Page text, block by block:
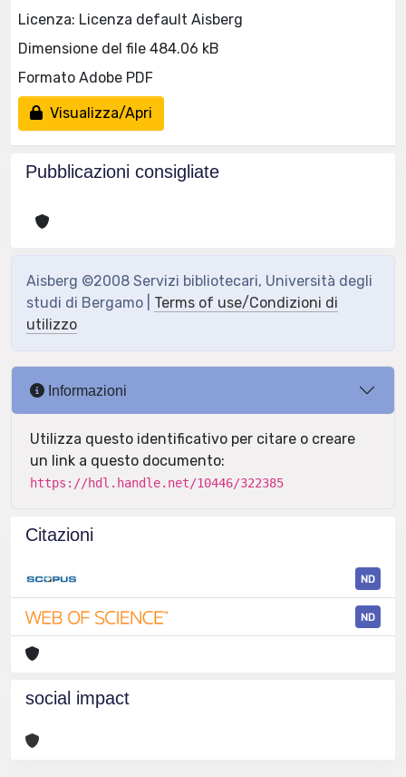
Licenza: Licenza default Aisberg
Dimensione del file 484.06 kB
Formato Adobe PDF
Visualizza/Apri
Pubblicazioni consigliate
Aisberg ©2008 Servizi bibliotecari, Università degli
studi di Bergamo | Terms of use/Condizioni di
utilizzo
Informazioni
Utilizza questo identificativo per citare o creare
un link a questo documento:
https://hdl.handle.net/10446/322385
Citazioni
ND
ND
social impact